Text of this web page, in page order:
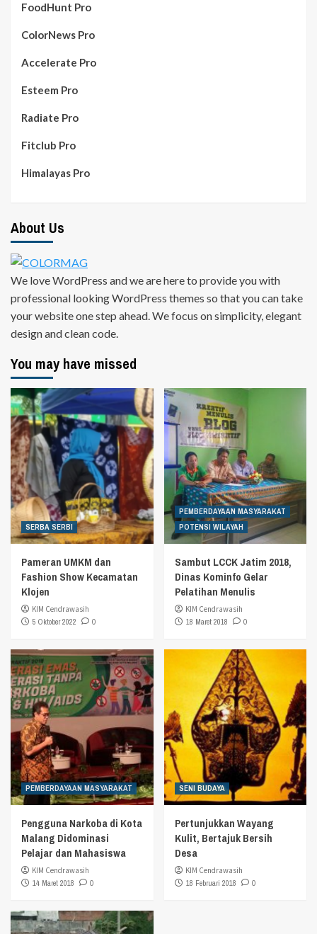
FoodHunt Pro
ColorNews Pro
Accelerate Pro
Esteem Pro
Radiate Pro
Fitclub Pro
Himalayas Pro
About Us
We love WordPress and we are here to provide you with
professional looking WordPress themes so that you can take
your website one step ahead. We focus on simplicity, elegant
design and clean code.
You may have missed
SERBA SERBI
Pameran UMKM dan
Fashion Show Kecamatan
Klojen
KIM Cendrawasih
5 Oktober 2022
0
PEMBERDAYAAN MASYARAKAT
POTENSI WILAYAH
Sambut LCCK Jatim 2018,
Dinas Kominfo Gelar
Pelatihan Menulis
KIM Cendrawasih
18 Maret 2018
0
PEMBERDAYAAN MASYARAKAT
Pengguna Narkoba di Kota
Malang Didominasi
Pelajar dan Mahasiswa
KIM Cendrawasih
14 Maret 2018
0
SENI BUDAYA
Pertunjukkan Wayang
Kulit, Bertajuk Bersih
Desa
KIM Cendrawasih
18 Februari 2018
0